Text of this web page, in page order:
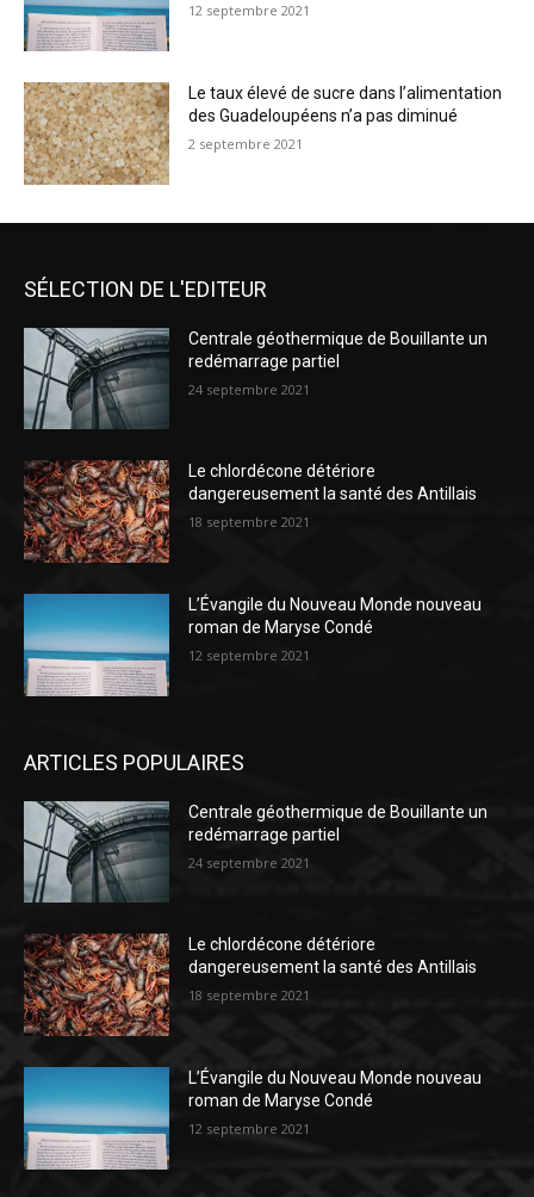
12 septembre 2021
Le taux élevé de sucre dans l’alimentation
des Guadeloupéens n’a pas diminué
2 septembre 2021
SÉLECTION DE L'EDITEUR
Centrale géothermique de Bouillante un
redémarrage partiel
24 septembre 2021
Le chlordécone détériore
dangereusement la santé des Antillais
18 septembre 2021
L’Évangile du Nouveau Monde nouveau
roman de Maryse Condé
12 septembre 2021
ARTICLES POPULAIRES
Centrale géothermique de Bouillante un
redémarrage partiel
24 septembre 2021
Le chlordécone détériore
dangereusement la santé des Antillais
18 septembre 2021
L’Évangile du Nouveau Monde nouveau
roman de Maryse Condé
12 septembre 2021